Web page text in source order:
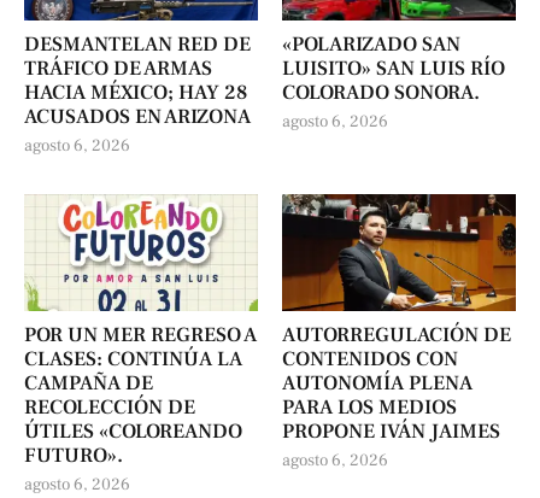
DESMANTELAN RED DE
TRÁFICO DE ARMAS
HACIA MÉXICO; HAY 28
ACUSADOS EN ARIZONA
agosto 6, 2026
«POLARIZADO SAN
LUISITO» SAN LUIS RÍO
COLORADO SONORA.
agosto 6, 2026
POR UN MER REGRESO A
CLASES: CONTINÚA LA
CAMPAÑA DE
RECOLECCIÓN DE
ÚTILES «COLOREANDO
FUTURO».
agosto 6, 2026
AUTORREGULACIÓN DE
CONTENIDOS CON
AUTONOMÍA PLENA
PARA LOS MEDIOS
PROPONE IVÁN JAIMES
agosto 6, 2026